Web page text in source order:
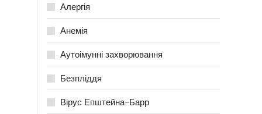
Алергія
Анемія
Аутоімунні захворювання
Безпліддя
Вірус Епштейна-Барр